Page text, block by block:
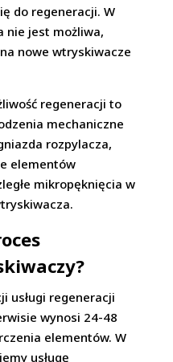
do regeneracji. W
nie jest możliwa,
nowe wtryskiwacze
regeneracji to
mechaniczne
rozpylacza,
elementów
mikropęknięcia w
usługi regeneracji
wynosi 24-48
elementów. W
usługę